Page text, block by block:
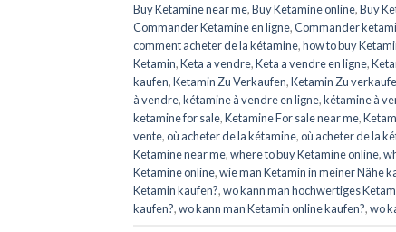
Buy Ketamine near me,Buy Ketamine online,Buy
Commander Ketamine en ligne,Commander
comment acheter de la kétamine,how to buy
Ketamin,Keta a vendre,Keta a vendre en ligne,
kaufen,Ketamin Zu Verkaufen,Ketamin Zu
à vendre,kétamine à vendre en ligne,kétamine à
ketamine for sale,Ketamine For sale near me,
vente,où acheter de la kétamine,où acheter de la
Ketamine near me,where to buy Ketamine online,
Ketamine online,wie man Ketamin in meiner Nähe
Ketamin kaufen?,wo kann man hochwertiges
kaufen?,wo kann man Ketamin online kaufen?,wo